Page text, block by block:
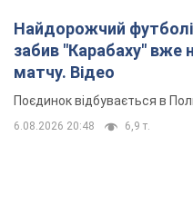
Найдорожчий
забив "Карабаху" вже
матчу. Відео
Поєдинок відбувається в
6.08.2026 20:48 6,9 т.